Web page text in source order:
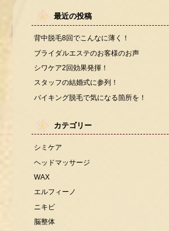
最近の投稿
背中脱毛8回でこんなに薄く！
ブライダルエステのお客様のお声
シワケア2回効果発揮！
スタッフの結婚式に参列！
バイキング脱毛で気になる箇所を！
カテゴリー
シミケア
ヘッドマッサージ
WAX
エルフィーノ
ニキビ
脳整体